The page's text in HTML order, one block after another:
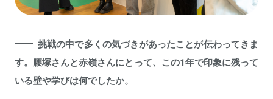
挑戦の中で多くの気づきがあったことが伝わってきま
す。腰塚さんと赤嶺さんにとって、この1年で印象に残って
いる壁や学びは何でしたか。